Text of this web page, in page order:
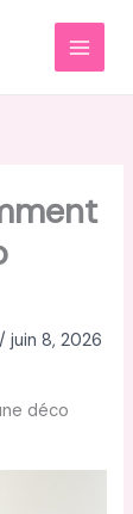
MAIN
/juin 8, 2026
déco